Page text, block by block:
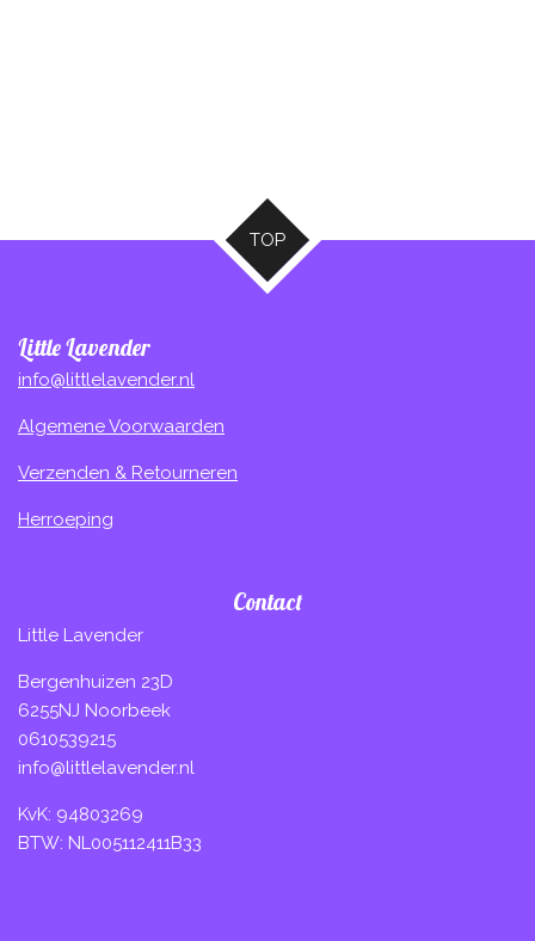
TOP
Little Lavender
info@littlelavender.nl
Algemene Voorwaarden
Verzenden & Retourneren
Herroeping
Contact
Little Lavender
Bergenhuizen 23D
6255NJ Noorbeek
0610539215
info@littlelavender.nl
KvK: 94803269
BTW: NL005112411B33